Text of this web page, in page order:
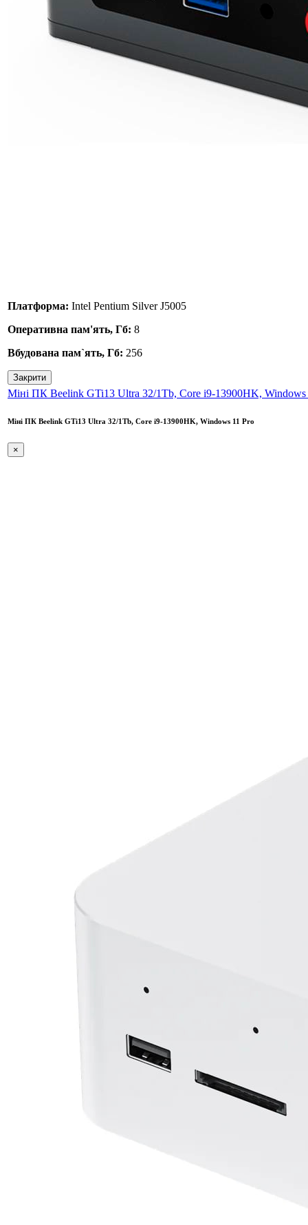
Платформа: Intel Pentium Silver J5005
Оперативна пам'ять, Гб: 8
Вбудована пам`ять, Гб: 256
Закрити
Міні ПК Beelink GTi13 Ultra 32/1Tb, Core i9-13900HK, Windows
Міні ПК Beelink GTi13 Ultra 32/1Tb, Core i9-13900HK, Windows 11 Pro
×